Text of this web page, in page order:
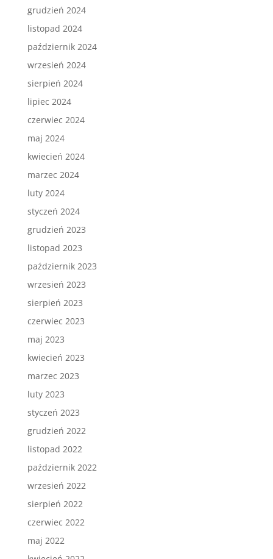
grudzień 2024
listopad 2024
październik 2024
wrzesień 2024
sierpień 2024
lipiec 2024
czerwiec 2024
maj 2024
kwiecień 2024
marzec 2024
luty 2024
styczeń 2024
grudzień 2023
listopad 2023
październik 2023
wrzesień 2023
sierpień 2023
czerwiec 2023
maj 2023
kwiecień 2023
marzec 2023
luty 2023
styczeń 2023
grudzień 2022
listopad 2022
październik 2022
wrzesień 2022
sierpień 2022
czerwiec 2022
maj 2022